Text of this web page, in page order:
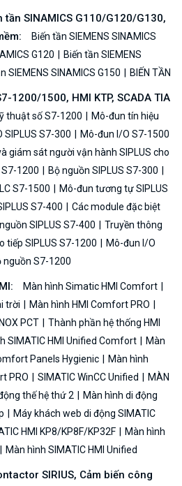
SINAMICS G110/G120/G130,
Biến tần SIEMENS SINAMICS
G120
Biến tần SIEMENS
SIEMENS SINAMICS G150 BIẾN TẦN
1200/1500, HMI KTP, SCADA TIA
thuật số S7-1200
Mô-đun tín hiệu
SIPLUS S7-300
Mô-đun I/O S7-1500
giám sát người vận hành SIPLUS cho
1200
Bộ nguồn SIPLUS S7-300
S7-1500
Mô-đun tương tự SIPLUS
S7-400
Các module đặc biệt
SIPLUS S7-400
Truyền thông
tiếp SIPLUS S7-1200
Mô-đun I/O
nguồn S7-1200
Màn hình Simatic HMI Comfort
trời
Màn hình HMI Comfort PRO
PCT
Thành phần hệ thống HMI
SIMATIC HMI Unified Comfort
Màn
Panels Hygienic
Màn hình
PRO
SIMATIC WinCC Unified
MÀN
thế hệ thứ 2
Màn hình di động
Máy khách web di động SIMATIC
HMI KP8/KP8F/KP32F
Màn hình
Màn hình SIMATIC HMI Unified
SIRIUS, Cảm biến công